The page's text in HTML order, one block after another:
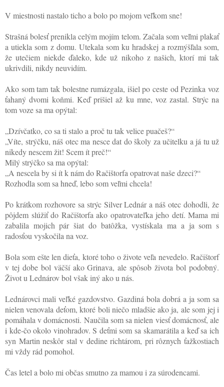
V miestnosti nastalo ticho a bolo po mojom veľkom sne!
Strašná bolesť prenikla celým mojím telom. Začala som veľmi plakať
a utiekla som z domu. Utekala som ku hradskej a rozmýšľala som,
že utečiem niekde ďaleko, kde už nikoho z našich, ktorí mi tak
ukrivdili, nikdy neuvidím.
Ako som tam tak bolestne rumázgala, išiel po ceste od Pezinka voz
ťahaný dvomi koňmi. Keď prišiel až ku mne, voz zastal. Strýc na
tom voze sa ma opýtal:
„Dzívčatko, co sa ti stalo a proč tu tak velice puačeš?“
„Víte, strýčku, náš otec ma nesce dat do školy za učitelku a já tu už
nikedy nescem žit! Scem ít preč!“
Milý strýčko sa ma opýtal:
„A nescela by si ít k nám do Račištorfa opatrovat naše dzeci?“
Rozhodla som sa hneď, lebo som veľmi chcela!
Po krátkom rozhovore sa strýc Silver Lednár a náš otec dohodli, že
pôjdem slúžiť do Račištorfa ako opatrovateľka jeho detí. Mama mi
zabalila mojich pár šiat do batôžka, vystískala ma a ja som s
radosťou vyskočila na voz.
Bola som ešte len dieťa, ktoré toho o živote veľa nevedelo. Račištorf
v tej dobe bol väčší ako Grinava, ale spôsob života bol podobný.
Život u Lednárov bol však iný ako u nás.
Lednárovci mali veľké gazdovstvo. Gazdiná bola dobrá a ja som sa
nielen venovala deťom, ktoré boli niečo mladšie ako ja, ale som jej i
pomáhala v domácnosti. Naučila som sa nielen viesť domácnosť, ale
i kde-čo okolo vinohradov. S deťmi som sa skamarátila a keď sa ich
syn Martin neskôr stal v dedine richtárom, pri rôznych ťažkostiach
mi vždy rád pomohol.
Čas letel a bolo mi občas smutno za mamou i za súrodencami.